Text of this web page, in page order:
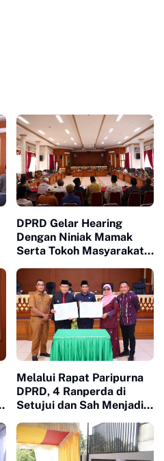
DPRD Gelar Hearing
Dengan Niniak Mamak
Serta Tokoh Masyarakat
Godang dan Koto Nan
Ompek
Melalui Rapat Paripurna
DPRD, 4 Ranperda di
Setujui dan Sah Menjadi